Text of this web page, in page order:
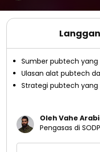
Sumber pubtech
Ulasan alat pubtech
Strategi pubtech yang
Oleh Vahe
Pengasas di SODP